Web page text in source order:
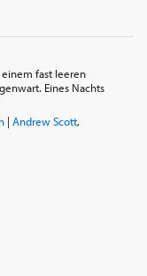
fast leeren
Eines Nachts
| Andrew Scott,